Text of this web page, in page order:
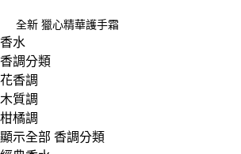
全新 獵心精華護手霜
香水
香調分類
花香調
木質調
柑橘調
顯示全部 香調分類